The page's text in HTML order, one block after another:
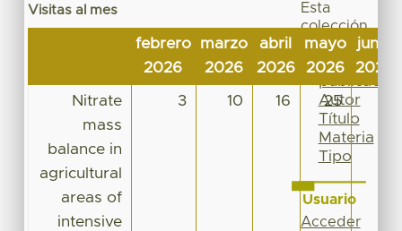
Visitas al mes
febrero
2026
marzo
2026
abril
2026
mayo
2026
junio
2026
Nitrate
mass
balance in
agricultural
areas of
intensive
3 10 16 25
Esta
colección
Fecha
de
publicación
Autor
Título
Materia
Tipo
Usuario
Acceder